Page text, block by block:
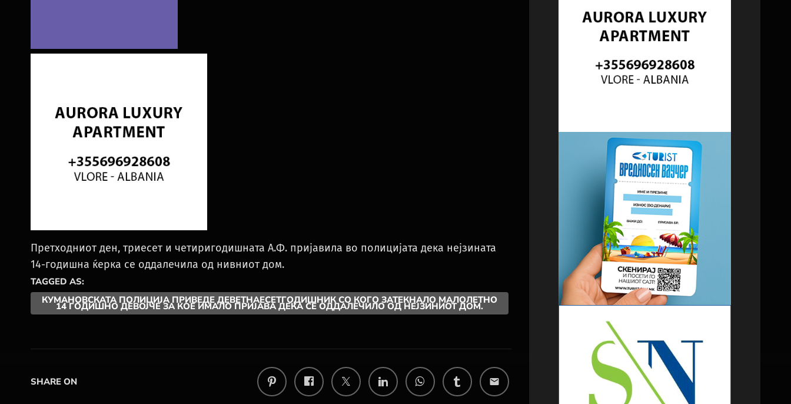
Претходниот ден, триесет и четиригодишната А.Ф. пријавила во полицијата дека нејзината
14-годишна ќерка се оддалечила од нивниот дом.
TAGGED AS:
КУМАНОВСКАТА ПОЛИЦИЈА ПРИВЕДЕ ДЕВЕТНАЕСЕТГОДИШНИК СО КОГО ЗАТЕКНАЛО МАЛОЛЕТНО
14 ГОДИШНО ДЕВОЈЧЕ ЗА КОЕ ИМАЛО ПРИЈАВА ДЕКА СЕ ОДДАЛЕЧИЛО ОД НЕЈЗИНИОТ ДОМ.
SHARE ON email